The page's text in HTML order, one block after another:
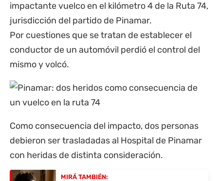
impactante vuelco en el kilómetro 4 de la Ruta 74,
jurisdicción del partido de Pinamar.
Por cuestiones que se tratan de establecer el
conductor de un automóvil perdió el control del
mismo y volcó.
Como consecuencia del impacto, dos personas
debieron ser trasladadas al Hospital de Pinamar
con heridas de distinta consideración.
MIRÁ TAMBIÉN: